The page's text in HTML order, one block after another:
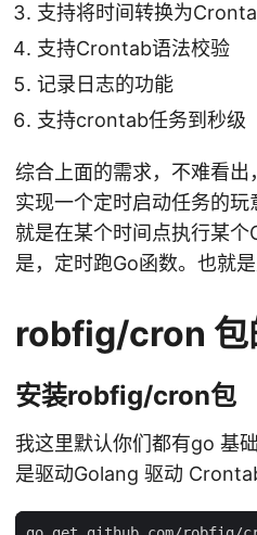
支持将时间转换为
支持Crontab语法校验
记录日志的功能
支持crontab任务到秒级
综合上面的需求，不难看
实现一个定时启动任务的
就是在某个时间点执行某
是，定时跑Go函数。也就
robfig/cron 包
安装robfig/cron包
我这里默认你们都有go 基
是驱动Golang 驱动